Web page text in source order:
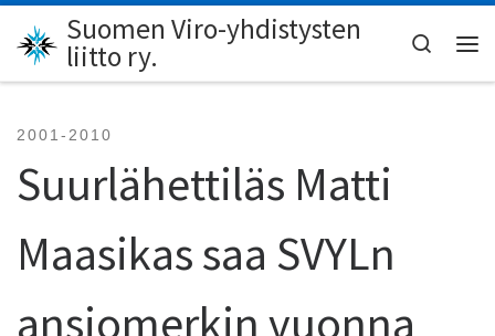
Skip to content
Suomen Viro-yhdistysten
liitto ry.
Search
2001-2010
Suurlähettiläs Matti
Maasikas saa SVYLn
ansiomerkin vuonna